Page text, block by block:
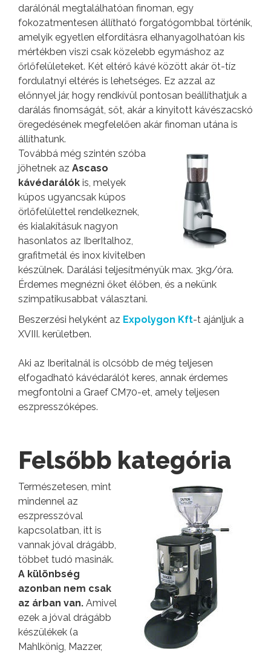
darálónál megtalálhatóan finoman, egy
fokozatmentesen állítható forgatógombbal történik,
amelyik egyetlen elfordításra elhanyagolhatóan kis
mértékben viszi csak közelebb egymáshoz az
őrlőfelületeket. Két eltérő kávé között akár öt-tíz
fordulatnyi eltérés is lehetséges. Ez azzal az
előnnyel jár, hogy rendkívül pontosan beállíthatjuk a
darálás finomságát, sőt, akár a kinyitott kávészacskó
öregedésének megfelelően akár finoman utána is
állíthatunk.
Továbbá még szintén szóba
jöhetnek az Ascaso
kávédarálók is, melyek
kúpos ugyancsak kúpos
örlőfelülettel rendelkeznek,
és kialakításuk nagyon
hasonlatos az IberItalhoz,
grafitmetál és inox kivitelben
készülnek. Darálási teljesítményük max. 3kg/óra.
Érdemes megnézni őket élőben, és a nekünk
szimpatikusabbat választani.
Beszerzési helyként az Expolygon Kft-t ajánljuk a
XVIII. kerületben.
Aki az Iberitalnál is olcsóbb de még teljesen
elfogadható kávédarálót keres, annak érdemes
megfontolni a Graef CM70-et, amely teljesen
eszpresszóképes.
Felsőbb kategória
Természetesen, mint
mindennel az
eszpresszóval
kapcsolatban, itt is
vannak jóval drágább,
többet tudó masinák.
A különbség
azonban nem csak
az árban van. Amivel
ezek a jóval drágább
készülékek (a
Mahlkönig, Mazzer,